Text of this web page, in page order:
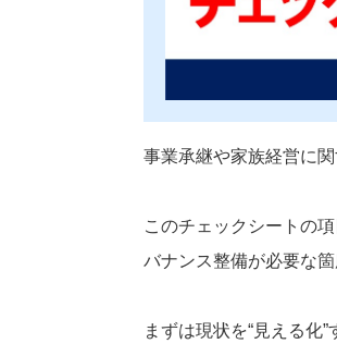
事業承継や家族経営に
このチェックシートの
バナンス整備が必要な箇
まずは現状を“見える化